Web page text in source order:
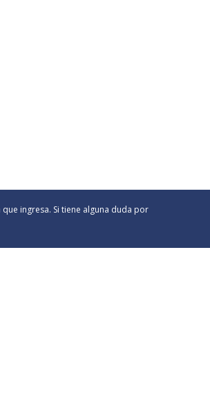
ingresa. Si tiene alguna duda por